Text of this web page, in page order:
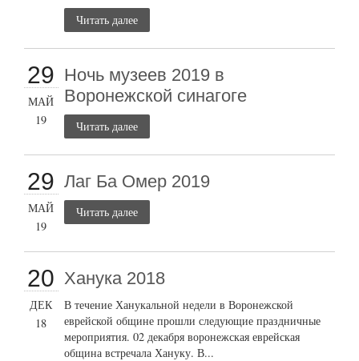
Читать далее
29
МАЙ
19
Ночь музеев 2019 в
Воронежской синагоге
Читать далее
29
МАЙ
19
Лаг Ба Омер 2019
Читать далее
20
ДЕК
18
Ханука 2018
В течение Ханукальной недели в Воронежской
еврейской общине прошли следующие праздничные
мероприятия. 02 декабря воронежская еврейская
община встречала Хануку. В...